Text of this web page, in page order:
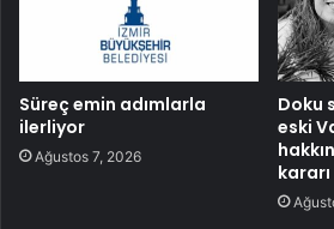
Süreç emin adımlarla
ilerliyor
Ağustos 7, 2026
Doku
eski
kararı